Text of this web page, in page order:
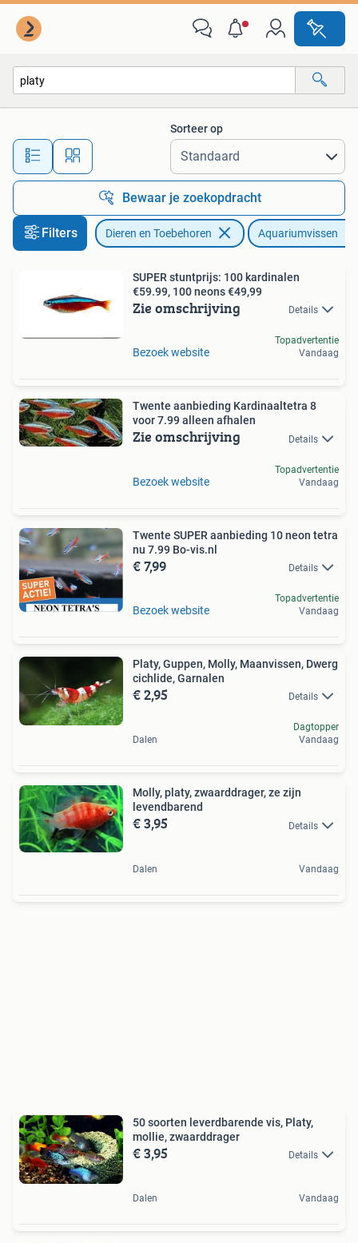
Alle afstanden…
Sorteer op
Bewaar je zoekopdracht
Filters Dieren en Toebehoren Aquariumvissen
SUPER stuntprijs: 100 kardinalen
€59.99, 100 neons €49,99
Zie omschrijving Details
Bezoek website
Topadvertentie
Vandaag
Twente aanbieding Kardinaaltetra 8
voor 7.99 alleen afhalen
Zie omschrijving Details
Bezoek website
Topadvertentie
Vandaag
Twente SUPER aanbieding 10 neon tetra
nu 7.99 Bo-vis.nl
€ 7,99 Details
Bezoek website
Topadvertentie
Vandaag
Platy, Guppen, Molly, Maanvissen, Dwerg
cichlide, Garnalen
€ 2,95 Details
Dalen
Dagtopper
Vandaag
Molly, platy, zwaarddrager, ze zijn
levendbarend
€ 3,95 Details
Dalen Vandaag
50 soorten leverdbarende vis, Platy,
mollie, zwaarddrager
€ 3,95 Details
Dalen Vandaag